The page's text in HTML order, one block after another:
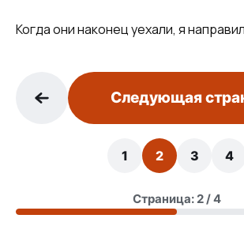
Когда они наконец уехали, я
Следующая
1 2 3 4
Страница: 2 / 4